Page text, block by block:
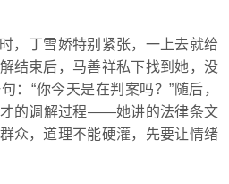
，丁雪娇特别紧张，一上去就给
结束后，马善祥私下找到她，没
：“你今天是在判案吗？”随后，
的调解过程——她讲的法律条文
众，道理不能硬灌，先要让情绪